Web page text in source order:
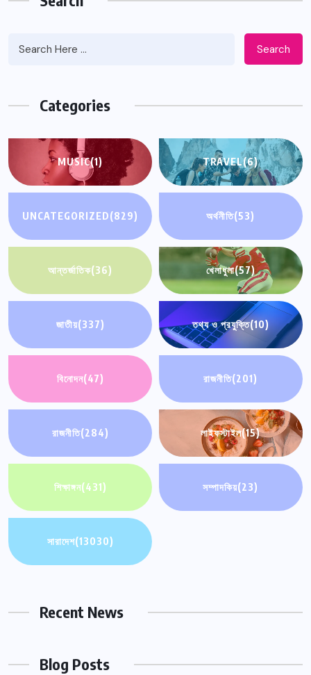
Search
Categories
MUSIC(1) TRAVEL(6)
UNCATEGORIZED(829) অর্থনীতি(53)
আন্তর্জাতিক(36) খেলাধুলা(57)
জাতীয়(337) তথ্য ও প্রযুক্তি(10)
বিনোদন(47) রাজনীতি(201)
রাজনীতি(284) লাইফস্টাইল(15)
শিক্ষাঙ্গন(431) সম্পাদকিয়(23)
সারাদেশ(13030)
Recent News
Blog Posts